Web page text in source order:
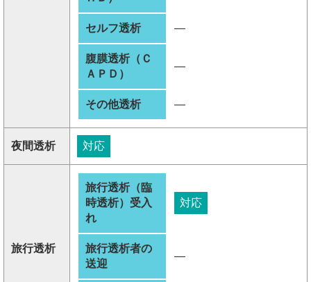
セルフ透析 ―
腹膜透析（Ｃ
ＡＰＤ）
―
その他透析 ―
夜間透析 対応
旅行透析
旅行透析（臨
時透析）受入
れ
対応
旅行透析者の
送迎
―